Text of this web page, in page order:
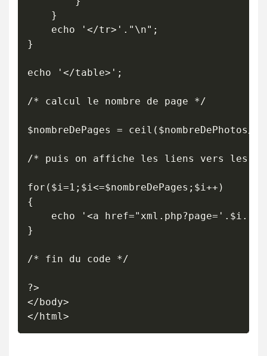
}
echo '</table>';
/* calcul le nombre de page */
$nombreDePages = ceil($nombreDePhotos/
/* puis on affiche les liens vers les
for($i=1;$i<=$nombreDePages;$i++)
{
}
/* fin du code */
?>
</body>
</html>